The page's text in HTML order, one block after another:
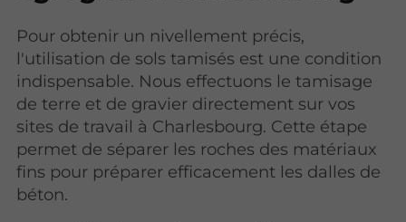
Pour obtenir un nivellement précis,
l'utilisation de sols tamisés est une condition
indispensable. Nous effectuons le tamisage
de terre et de gravier directement sur vos
sites de travail à Charlesbourg. Cette étape
permet de séparer les roches des matériaux
fins pour préparer efficacement les dalles de
béton.